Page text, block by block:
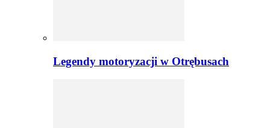
Legendy motoryzacji w Otrębusach